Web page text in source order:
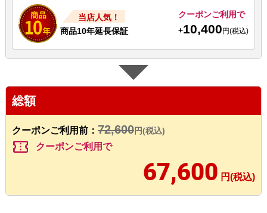
当店人気！
商品10年延長保証
クーポンご利用で
+10,400 円(税込)
総額
クーポンご利用前： 72,600円(税込)
confirmation_number クーポンご利用で
67,600 円(税込)